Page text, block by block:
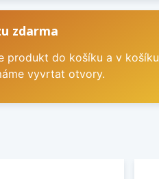
zdarma
produkt do košíku a v košíku
vyvrtat otvory.